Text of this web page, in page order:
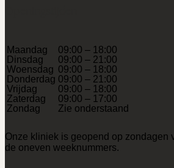
Maandag
09:00 – 18:00
Dinsdag
09:00 – 21:00
Woensdag 09:00 – 18:00
Donderdag 09:00 – 21:00
Vrijdag
09:00 – 18:00
Zaterdag
09:00 – 17:00
Zondag
Zie onderstaand
Onze kliniek is geopend op zondagen
de oneven weeknummers.